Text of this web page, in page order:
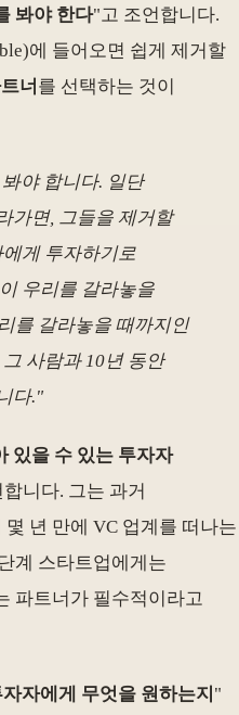
봐야 한다"고 조언합니다.
에 들어오면 쉽게 제거할
너 를 선택하는 것이
야 합니다. 일단
가면, 그들을 제거할
게 투자하기로
우리를 갈라놓을
를 갈라놓을 때까지인
사람과 10년 동안
다."
있을 수 있는 투자자
니다. 그는 과거
년 만에 VC 업계를 떠나는
계 스타트업에게는
파트너가 필수적이라고
자에게 무엇을 원하는지 "